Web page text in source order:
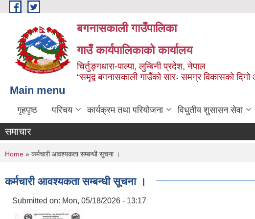
Skip to main content
बगनासकाली गाउँपालिका
गाउँ कार्यपालिकाको कार्यालय
चिर्तुङ्गधारा-पाल्पा, लुम्बिनी प्रदेश, नेपाल
“समृद्व बगनासकाली गाउँको सारः समग्र विकासको दिगो
Main menu
गृहपृष्ठ परिचय कार्यक्रम तथा परियोजना विधुतीय शुसासन सेवा
समाचार
You are here
Home » कर्मचारी आवश्यकता सम्बन्धी सूचना ।
कर्मचारी आवश्यकता सम्बन्धी सूचना ।
Submitted on: Mon, 05/18/2026 - 13:17